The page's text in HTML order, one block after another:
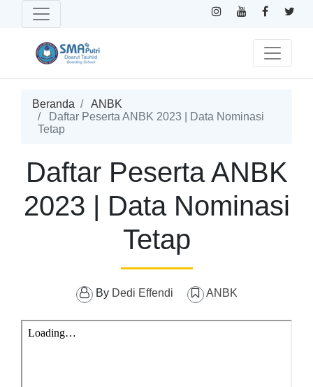
Beranda
ANBK
Daftar Peserta ANBK 2023 | Data Nominasi
Tetap
Daftar Peserta ANBK
2023 | Data Nominasi
Tetap
By Dedi Effendi ANBK